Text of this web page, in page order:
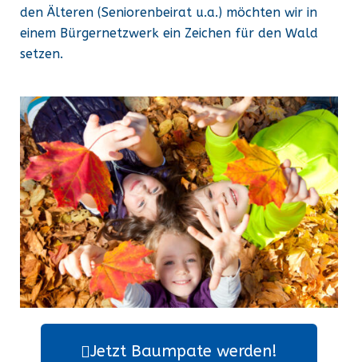
den Älteren (Seniorenbeirat u.a.) möchten wir in
einem Bürgernetzwerk ein Zeichen für den Wald
setzen.
Jetzt Baumpate werden!